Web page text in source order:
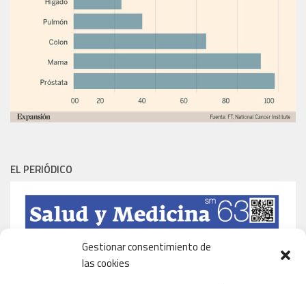
Gestionar consentimiento de
las cookies
EL PERIÓDICO